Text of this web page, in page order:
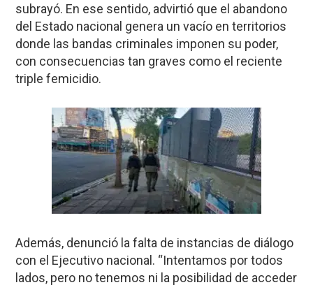
subrayó. En ese sentido, advirtió que el abandono
del Estado nacional genera un vacío en territorios
donde las bandas criminales imponen su poder,
con consecuencias tan graves como el reciente
triple femicidio.
Además, denunció la falta de instancias de diálogo
con el Ejecutivo nacional. “Intentamos por todos
lados, pero no tenemos ni la posibilidad de acceder